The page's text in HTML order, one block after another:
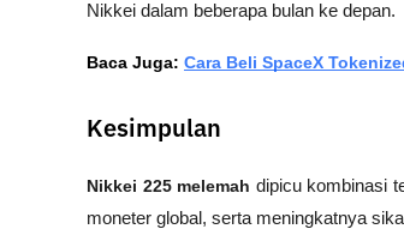
Nikkei dalam beberapa bulan ke depan.
Baca Juga: Cara Beli SpaceX
Kesimpulan
Nikkei 225 melemah dipicu kombinasi
moneter global, serta meningkatnya